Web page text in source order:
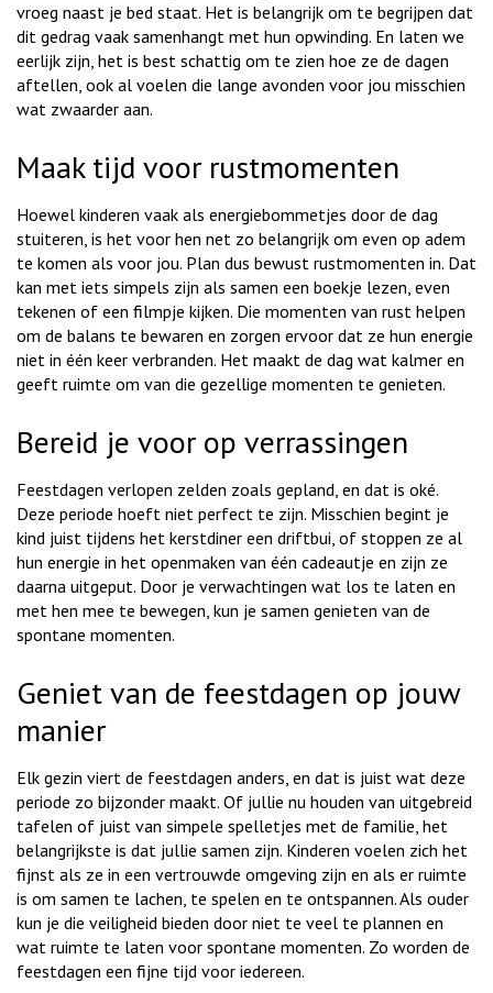
vroeg naast je bed staat. Het is belangrijk om te begrijpen dat
dit gedrag vaak samenhangt met hun opwinding. En laten we
eerlijk zijn, het is best schattig om te zien hoe ze de dagen
aftellen, ook al voelen die lange avonden voor jou misschien
wat zwaarder aan.
Maak tijd voor rustmomenten
Hoewel kinderen vaak als energiebommetjes door de dag
stuiteren, is het voor hen net zo belangrijk om even op adem
te komen als voor jou. Plan dus bewust rustmomenten in. Dat
kan met iets simpels zijn als samen een boekje lezen, even
tekenen of een filmpje kijken. Die momenten van rust helpen
om de balans te bewaren en zorgen ervoor dat ze hun energie
niet in één keer verbranden. Het maakt de dag wat kalmer en
geeft ruimte om van die gezellige momenten te genieten.
Bereid je voor op verrassingen
Feestdagen verlopen zelden zoals gepland, en dat is oké.
Deze periode hoeft niet perfect te zijn. Misschien begint je
kind juist tijdens het kerstdiner een driftbui, of stoppen ze al
hun energie in het openmaken van één cadeautje en zijn ze
daarna uitgeput. Door je verwachtingen wat los te laten en
met hen mee te bewegen, kun je samen genieten van de
spontane momenten.
Geniet van de feestdagen op jouw
manier
Elk gezin viert de feestdagen anders, en dat is juist wat deze
periode zo bijzonder maakt. Of jullie nu houden van uitgebreid
tafelen of juist van simpele spelletjes met de familie, het
belangrijkste is dat jullie samen zijn. Kinderen voelen zich het
fijnst als ze in een vertrouwde omgeving zijn en als er ruimte
is om samen te lachen, te spelen en te ontspannen. Als ouder
kun je die veiligheid bieden door niet te veel te plannen en
wat ruimte te laten voor spontane momenten. Zo worden de
feestdagen een fijne tijd voor iedereen.